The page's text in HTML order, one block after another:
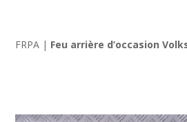
FRPA | Feu arrière d’occasion